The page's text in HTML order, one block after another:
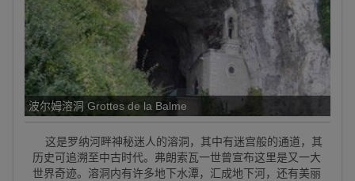
波尔姆溶洞 Grottes de la Balme
这是罗纳河畔神秘迷人的溶洞，其中有迷宫般的通道，其
历史可追溯至中古时代。弗朗索瓦一世曾宣布这里是又一大
世界奇迹。溶洞内有许多地下水潭，汇成地下河，还有美丽